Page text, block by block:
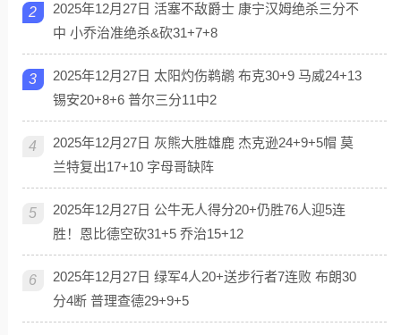
2
2025年12月27日 活塞不敌爵士 康宁汉姆绝杀三分不
中 小乔治准绝杀&砍31+7+8
3
2025年12月27日 太阳灼伤鹈鹕 布克30+9 马威24+13
锡安20+8+6 普尔三分11中2
4
2025年12月27日 灰熊大胜雄鹿 杰克逊24+9+5帽 莫
兰特复出17+10 字母哥缺阵
5
2025年12月27日 公牛无人得分20+仍胜76人迎5连
胜！恩比德空砍31+5 乔治15+12
6
2025年12月27日 绿军4人20+送步行者7连败 布朗30
分4断 普理查德29+9+5